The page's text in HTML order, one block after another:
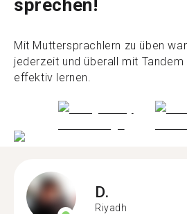
sprechen!
Mit Muttersprachlern zu üben
jederzeit und überall mit Tandem
effektiv lernen.
D.
Riyadh